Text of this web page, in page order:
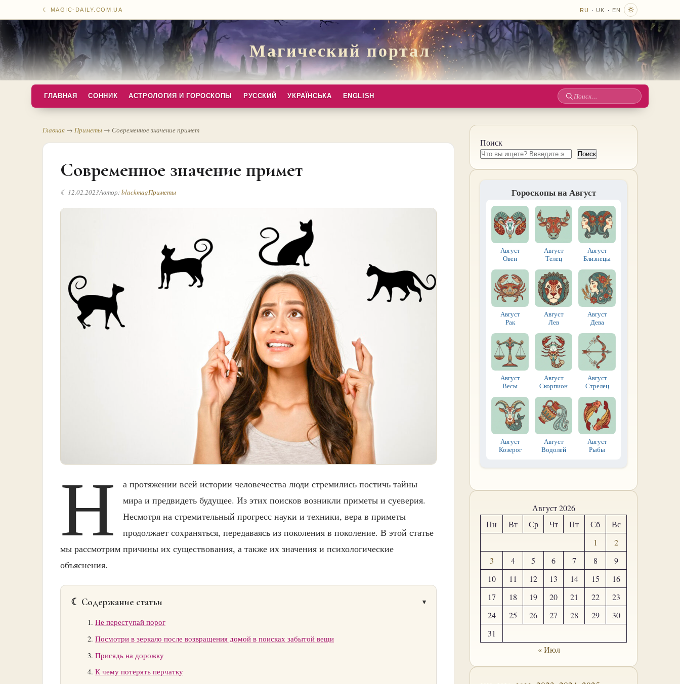
☾ MAGIC-DAILY.COM.UA RU · UK · EN
Магический портал
ГЛАВНАЯ СОННИК АСТРОЛОГИЯ И ГОРОСКОПЫ РУССКИЙ УКРАЇНСЬКА ENGLISH
Поиск
Главная → Приметы → Современное значение примет
Современное значение примет
☾ 12.02.2023Автор:blackmagПриметы
Н
а протяжении всей истории человечества люди стремились постичь тайны
мира и предвидеть будущее. Из этих поисков возникли приметы и суеверия.
Несмотря на стремительный прогресс науки и техники, вера в приметы
продолжает сохраняться, передаваясь из поколения в поколение. В этой статье
мы рассмотрим причины их существования, а также их значения и психологические
объяснения.
☾ Содержание статьи
Не переступай порог
Посмотри в зеркало после возвращения домой в поисках забытой вещи
Присядь на дорожку
К чему потерять перчатку
Поиск
Поиск
Гороскопы на Август
Август
Овен
Август
Телец
Август
Близнецы
Август
Рак
Август
Лев
Август
Дева
Август
Весы
Август
Скорпион
Август
Стрелец
Август
Козерог
Август
Водолей
Август
Рыбы
Август 2026
Пн
Вт Ср Чт Пт Сб
Вс
1
2
3
4 5 6 7 8
9
10
11 12 13 14 15
16
17
18 19 20 21 22
23
24
25 26 27 28 29
30
31
« Июл